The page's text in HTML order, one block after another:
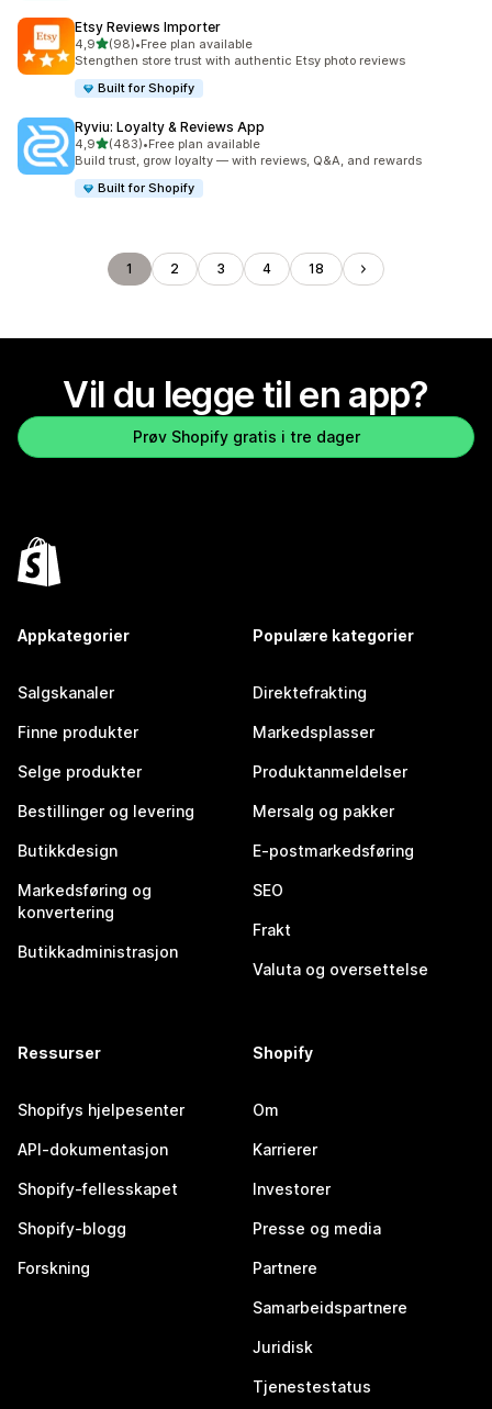
Etsy Reviews Importer
4,9av 5 stjerner
(98)
Totalt 98 omtaler
•Free plan available
Stengthen store trust with authentic Etsy photo reviews
Built for Shopify
Ryviu: Loyalty & Reviews App
4,9av 5 stjerner
(483)
Totalt 483 omtaler
•Free plan available
Build trust, grow loyalty — with reviews, Q&A, and rewards
Built for Shopify
1 2 3 4 18
Vil du legge til en app?
Prøv Shopify gratis i tre dager
Appkategorier
Salgskanaler
Finne produkter
Selge produkter
Bestillinger og levering
Butikkdesign
Markedsføring og
konvertering
Butikkadministrasjon
Populære kategorier
Direktefrakting
Markedsplasser
Produktanmeldelser
Mersalg og pakker
E-postmarkedsføring
SEO
Frakt
Valuta og oversettelse
Ressurser
Shopifys hjelpesenter
API-dokumentasjon
Shopify-fellesskapet
Shopify-blogg
Forskning
Shopify
Om
Karrierer
Investorer
Presse og media
Partnere
Samarbeidspartnere
Juridisk
Tjenestestatus